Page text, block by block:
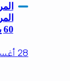
60 يومًا
28 أغسطس، 2025